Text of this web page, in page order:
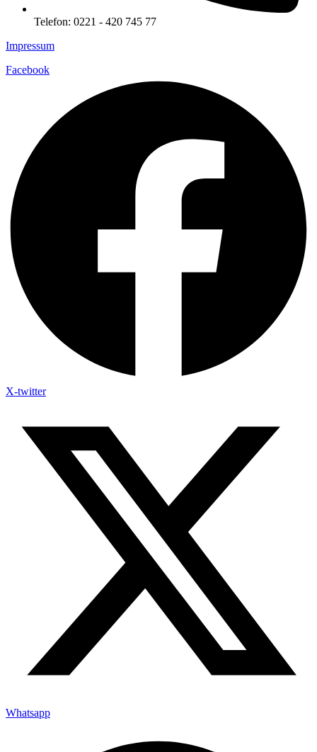
Telefon: 0221 - 420 745 77
Impressum
Facebook
X-twitter
Whatsapp